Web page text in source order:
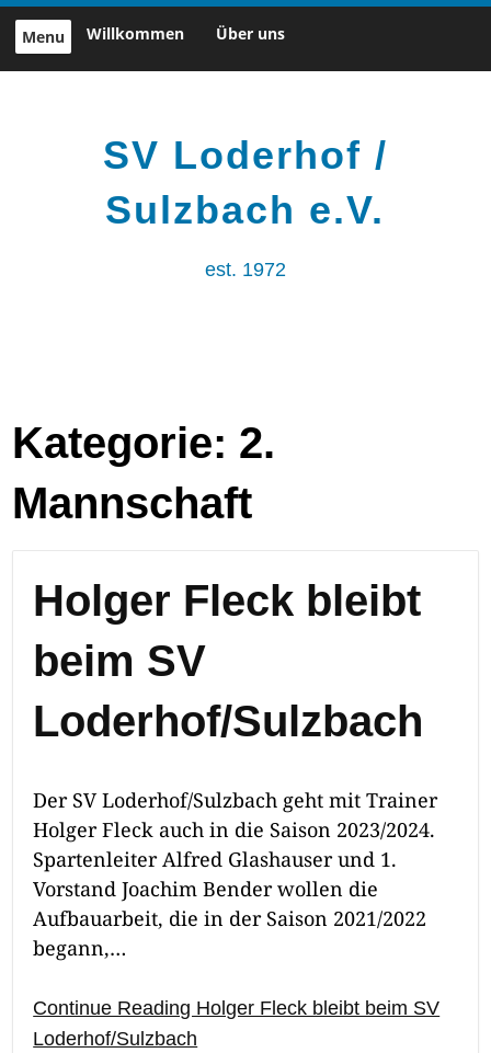
Skip
content
Menu Willkommen Über uns
SV Loderhof /
Sulzbach e.V.
est. 1972
Kategorie: 2.
Mannschaft
Holger Fleck bleibt
beim SV
Loderhof/Sulzbach
Der SV Loderhof/Sulzbach geht mit Trainer
Holger Fleck auch in die Saison 2023/2024.
Spartenleiter Alfred Glashauser und 1.
Vorstand Joachim Bender wollen die
Aufbauarbeit, die in der Saison 2021/2022
begann,…
Continue Reading Holger Fleck bleibt beim SV
Loderhof/Sulzbach